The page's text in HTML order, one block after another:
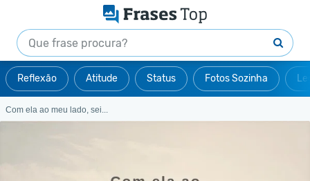
Reflexão Atitude Status Fotos Sozinha
Com ela ao meu lado, sei...